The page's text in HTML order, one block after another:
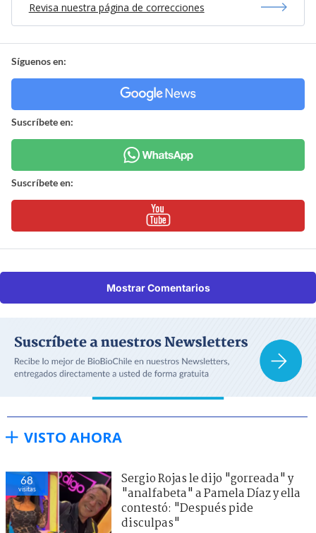
Revisa nuestra página de correcciones
Síguenos en:
Suscríbete en:
Suscríbete en:
Mostrar Comentarios
VISTO AHORA
68
visitas
Sergio Rojas le dijo "gorreada" y
"analfabeta" a Pamela Díaz y ella
contestó: "Después pide
disculpas"